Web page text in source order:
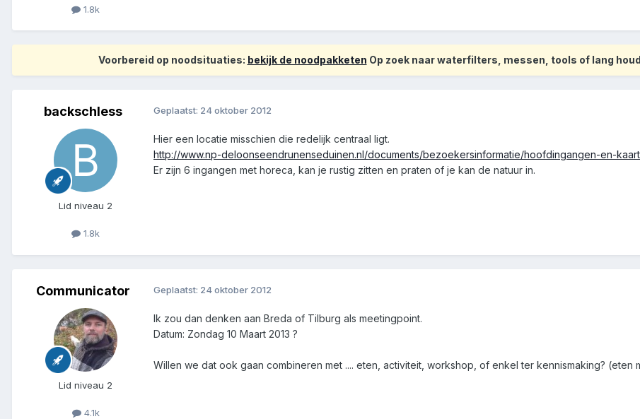
1.8k
Voorbereid op noodsituaties: bekijk de noodpakketen Op zoek naar waterfilters, messen, tools of lang
backschless
Lid niveau 2
1.8k
Geplaatst: 24 oktober 2012
Hier een locatie misschien die redelijk centraal ligt.
http://www.np-deloonseendrunenseduinen.nl/documents/bezoekersinformatie/hoofdingangen-en-
Er zijn 6 ingangen met horeca, kan je rustig zitten en praten of je kan de natuur in.
Communicator
Lid niveau 2
4.1k
Geplaatst: 24 oktober 2012
Ik zou dan denken aan Breda of Tilburg als meetingpoint.
Datum: Zondag 10 Maart 2013 ?
Willen we dat ook gaan combineren met .... eten, activiteit, workshop, of enkel ter kennismaking? (eten